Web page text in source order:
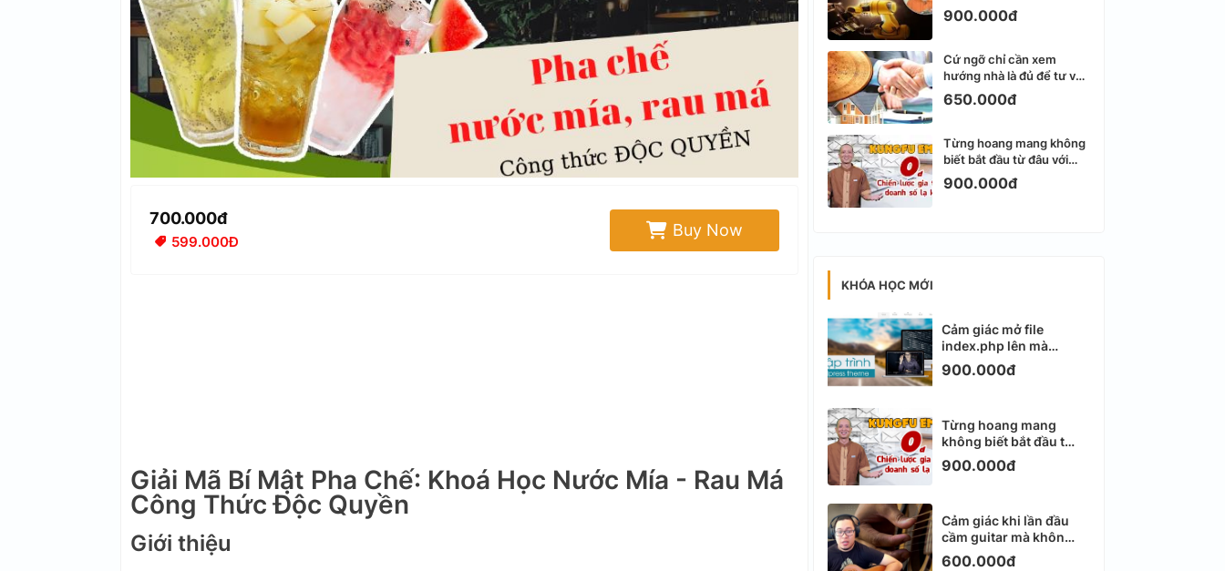
700.000đ
599.000Đ
Buy Now
Giải Mã Bí Mật Pha Chế: Khoá Học Nước Mía - Rau Má
Công Thức Độc Quyền
Giới thiệu
thì dễ nản thật
900.000đ
Cứ ngỡ chỉ cần xem
hướng nhà là đủ để tư vấn
phong thủy bất động sản
650.000đ
Từng hoang mang không
biết bắt đầu từ đâu với
Email Marketing
900.000đ
KHÓA HỌC MỚI
Cảm giác mở file
index.php lên mà
không biết viết gì tiếp
theo
900.000đ
Từng hoang mang
không biết bắt đầu từ
đâu với Email
Marketing
900.000đ
Cảm giác khi lần đầu
cầm guitar mà không
biết bắt đầu từ đâu
600.000đ